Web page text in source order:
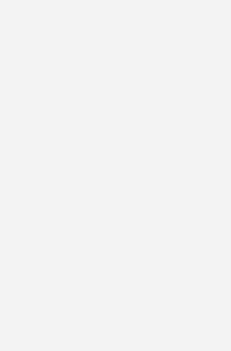
Energiewende steht auf